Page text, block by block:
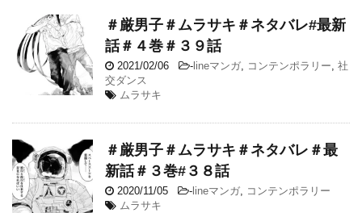
＃厳男子＃ムラサキ＃ネタバレ#最新
話＃４巻＃３９話
2021/02/06 - lineマンガ, コンテンポラリー, 社
交ダンス
ムラサキ
＃厳男子＃ムラサキ＃ネタバレ＃最
新話＃３巻#３８話
2020/11/05 - lineマンガ, コンテンポラリー
ムラサキ